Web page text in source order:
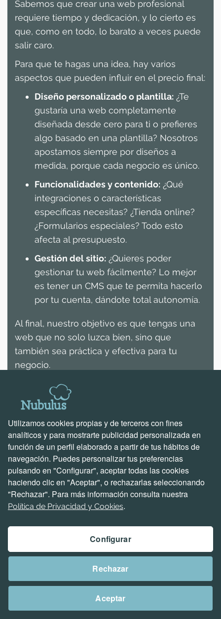
Sabemos que crear una web profesional
requiere tiempo y dedicación, y lo cierto es
que, como en todo, lo barato a veces puede
salir caro.
Para que te hagas una idea, hay varios
aspectos que pueden influir en el precio final:
Diseño personalizado o plantilla: ¿Te
gustaría una web completamente
diseñada desde cero para ti o prefieres
algo basado en una plantilla? Nosotros
apostamos siempre por diseños a
medida, porque cada negocio es único.
Funcionalidades y contenido: ¿Qué
integraciones o características
específicas necesitas? ¿Tienda online?
¿Formularios especiales? Todo esto
afecta al presupuesto.
Gestión del sitio: ¿Quieres poder
gestionar tu web fácilmente? Lo mejor
es tener un CMS que te permita hacerlo
por tu cuenta, dándote total autonomía.
Al final, nuestro objetivo es que tengas una
web que no solo luzca bien, sino que
también sea práctica y efectiva para tu
negocio.
¿Qué es el diseño web y por qué
es clave para tu negocio?
¿Qué tipo de páginas web podéis
crear?
dispositivos móviles?
¿Ofrecéis mantenimiento web
después del lanzamiento?
Utilizamos cookies propias y de terceros con fines
analíticos y para mostrarte publicidad personalizada en
función de un perfil elaborado a partir de tus hábitos de
navegación. Puedes personalizar tus preferencias
pulsando en "Configurar", aceptar todas las cookies
haciendo clic en "Aceptar", o rechazarlas seleccionando
"Rechazar". Para más información consulta nuestra
Política de Privacidad y Cookies.
Configurar
Rechazar
Aceptar